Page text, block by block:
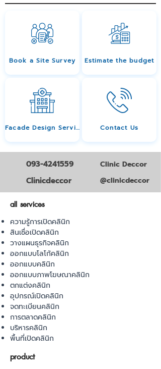
Book a Site Survey Estimate the budget
Facade Design Service Contact Us
093-4241559
Clinicdeccor
Clinic Deccor
@clinicdeccor
all services
ความรู้การเปิดคลินิก
สินเชื่อเปิดคลินิก
วางแผนธุรกิจคลินิก
ออกแบบโลโก้คลินิก
ออกแบบคลินิก
ออกแบบภาพโฆษณาคลินิก
ตกแต่งคลินิก
อุปกรณ์เปิดคลินิก
จดทะเบียนคลินิก
การตลาดคลินิก
บริหารคลินิก
พื้นที่เปิดคลินิก
product